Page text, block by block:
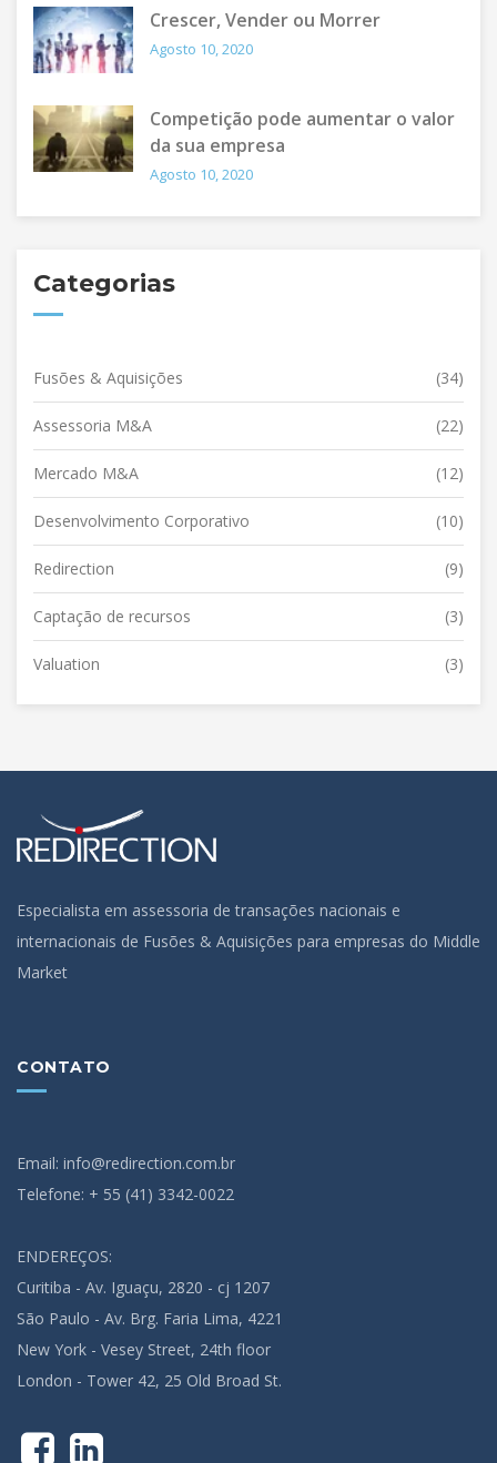
Crescer, Vender ou Morrer
Agosto 10, 2020
Competição pode aumentar o valor
da sua empresa
Agosto 10, 2020
Categorias
Fusões & Aquisições (34)
Assessoria M&A (22)
Mercado M&A (12)
Desenvolvimento Corporativo (10)
Redirection (9)
Captação de recursos (3)
Valuation (3)
Especialista em assessoria de transações nacionais e
internacionais de Fusões & Aquisições para empresas do Middle
Market
CONTATO
Email: info@redirection.com.br
Telefone: + 55 (41) 3342-0022
ENDEREÇOS:
Curitiba - Av. Iguaçu, 2820 - cj 1207
São Paulo - Av. Brg. Faria Lima, 4221
New York - Vesey Street, 24th floor
London - Tower 42, 25 Old Broad St.